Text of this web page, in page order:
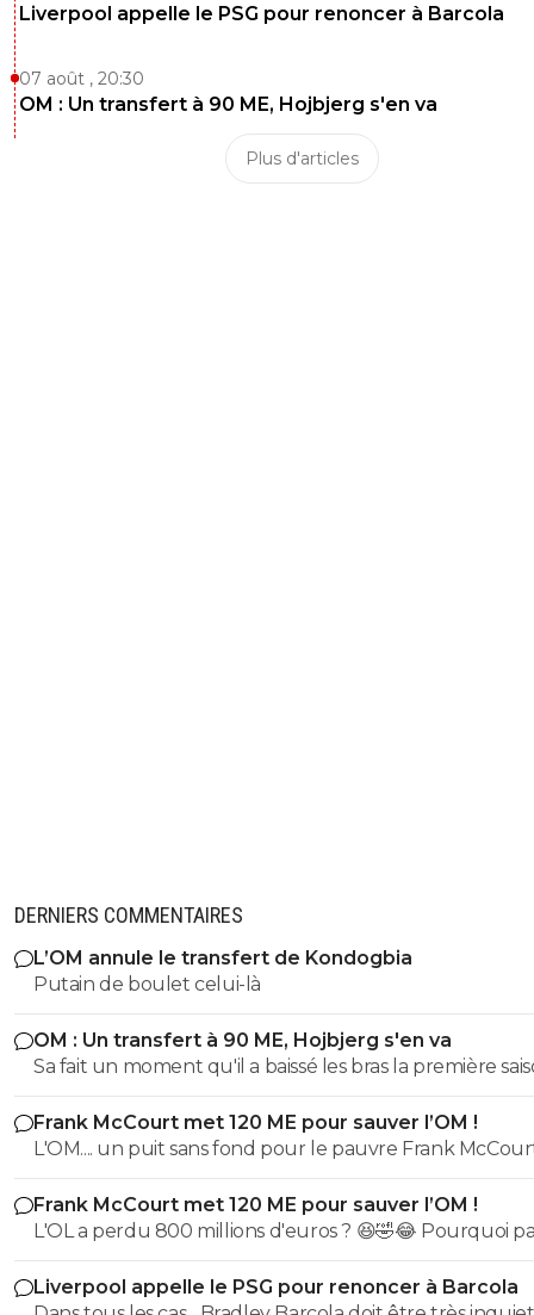
Liverpool appelle le PSG pour renoncer à Barcola
07 août , 20:30
OM : Un transfert à 90 ME, Hojbjerg s'en va
Plus d'articles
DERNIERS COMMENTAIRES
L’OM annule le transfert de Kondogbia
Putain de boulet celui-là
OM : Un transfert à 90 ME, Hojbjerg s'en va
Sa fait un moment qu'il a baissé les bras la première
etait top mais depuis quelques match etait en dessus.
et bon vent a lui pour le reste de sa carrière ...
Frank McCourt met 120 ME pour sauver l’OM !
L'OM.... un puit sans fond pour le pauvre Frank
Frank McCourt met 120 ME pour sauver l’OM !
L'OL a perdu 800 millions d'euros ? 😆🤣😂 Pourquoi pas un
milliard tant que tu y es ! ^^
Liverpool appelle le PSG pour renoncer à Barcola